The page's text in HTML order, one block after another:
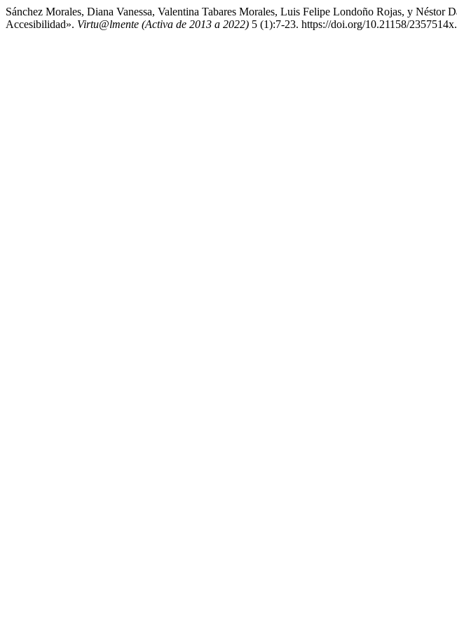
Sánchez Morales, Diana Vanessa, Valentina Tabares Morales, Luis Felipe Londoño Rojas, y
Accesibilidad». Virtu@lmente (Activa de 2013 a 2022) 5 (1):7-23. https://doi.org/10.21158/